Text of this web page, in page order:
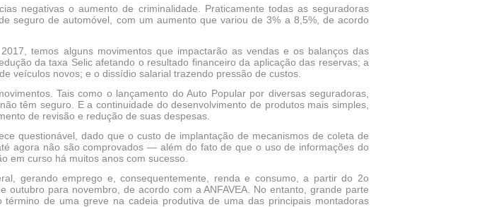
negativas o aumento de criminalidade. Praticamente todas as seguradoras
seguro de automóvel, com um aumento que variou de 3% a 8,5%, de acordo
temos alguns movimentos que impactarão as vendas e os balanços das
da taxa Selic afetando o resultado financeiro da aplicação das reservas; a
veículos novos; e o dissídio salarial trazendo pressão de custos.
Tais como o lançamento do Auto Popular por diversas seguradoras,
têm seguro. E a continuidade do desenvolvimento de produtos mais simples,
de revisão e redução de suas despesas.
questionável, dado que o custo de implantação de mecanismos de coleta de
agora não são comprovados — além do fato de que o uso de informações do
em curso há muitos anos com sucesso.
gerando emprego e, consequentemente, renda e consumo, a partir do 2o
para novembro, de acordo com a ANFAVEA. No entanto, grande parte
de uma greve na cadeia produtiva de uma das principais montadoras